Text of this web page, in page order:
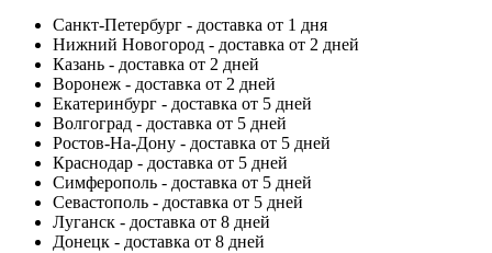
Санкт-Петербург - доставка от 1 дня
Нижний Новогород - доставка от 2 дней
Казань - доставка от 2 дней
Воронеж - доставка от 2 дней
Екатеринбург - доставка от 5 дней
Волгоград - доставка от 5 дней
Ростов-На-Дону - доставка от 5 дней
Краснодар - доставка от 5 дней
Симферополь - доставка от 5 дней
Севастополь - доставка от 5 дней
Луганск - доставка от 8 дней
Донецк - доставка от 8 дней